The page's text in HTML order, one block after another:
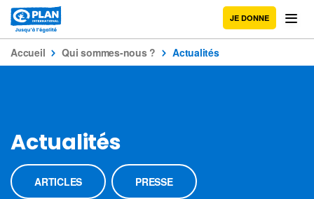
JE DONNE
Accueil Qui sommes-nous ? Actualités
Actualités
ARTICLES PRESSE